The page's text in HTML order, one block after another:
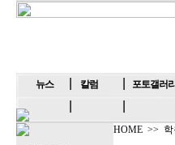
뉴스 칼럼 포토갤러리
HOME >>